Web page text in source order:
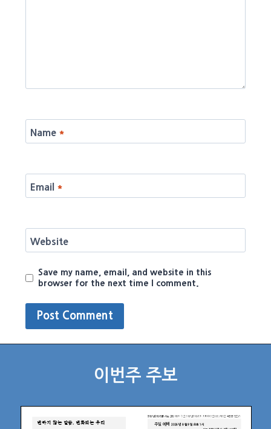
Name *
Email *
Website
Save my name, email, and website in this
browser for the next time I comment.
이번주 주보